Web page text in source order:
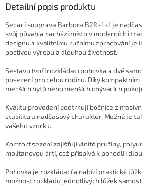
Detailní popis produktu
Sedací souprava Barbora B2R+1+1 je
svůj půvab a nachází místo v moderních i
designu a kvalitnímu ručnímu zpracování je
poctivou výrobu a dlouhou životnost.
Sestavu tvoří rozkládací pohovka a dvě
posezení pro celou rodinu. Díky
menších bytů nebo menších obývacích
Kvalitu provedení podtrhují bočnice z
stabilitu a nadčasový charakter. Možné je
vašeho vzorku.
Komfort sezení zajišťují vlnité pružiny,
molitanovou drtí, což přispívá k pohodlí i
Pohovka je rozkládací a nabízí praktické
možnost rozkladu jednotlivých lůžek